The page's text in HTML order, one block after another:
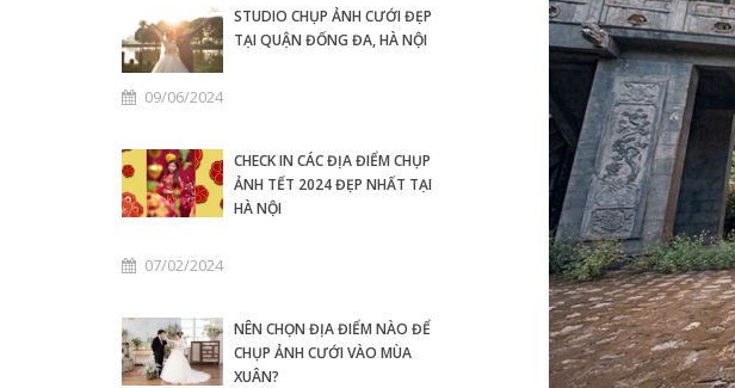
STUDIO CHỤP ẢNH CƯỚI ĐẸP
TẠI QUẬN ĐỐNG ĐA, HÀ NỘI
09/06/2024
CHECK IN CÁC ĐỊA ĐIỂM CHỤP
ẢNH TẾT 2024 ĐẸP NHẤT TẠI
HÀ NỘI
07/02/2024
NÊN CHỌN ĐỊA ĐIỂM NÀO ĐỂ
CHỤP ẢNH CƯỚI VÀO MÙA
XUÂN?